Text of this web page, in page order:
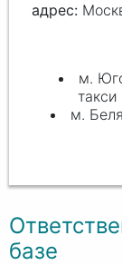
м.
м.
базе